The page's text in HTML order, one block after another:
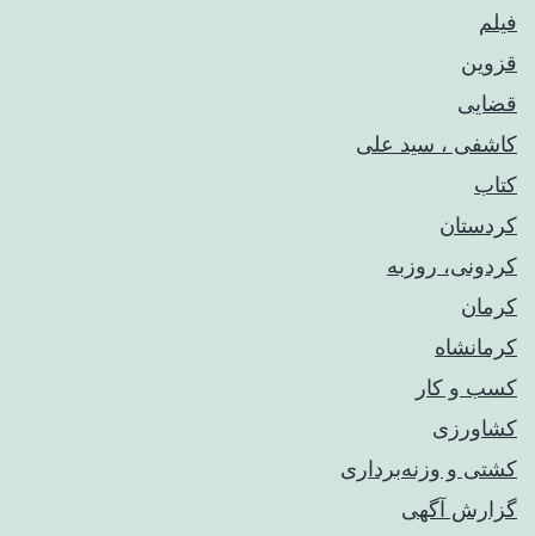
فیلم
قزوین
قضایی
کاشفی ، سید علی
کتاب
کردستان
کردونی، روزبه
کرمان
کرمانشاه
کسب و کار
کشاورزی
کشتی و وزنه‌برداری
گزارش آگهی